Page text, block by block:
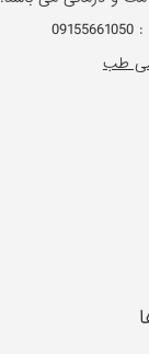
:
09155661050
طب